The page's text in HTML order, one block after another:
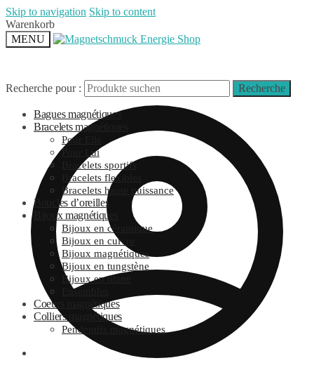
Skip to navigation Skip to content
Warenkorb
MENU
Recherche pour : Recherche
Bagues magnétiques
Bracelets magnétiques
Pour Elle
Pour Lui
Bracelets sportifs
Bracelets flexibles
Bracelets haute puissance
Boucles d’oreilles
Bijoux magnétiques
Bijoux en céramique
Bijoux en cuivre
Bijoux magnétiques
Bijoux en tungstène
Bijoux en titane
Ensembles
Coeurs magnétiques
Colliers magnétiques
Pendentifs magnétiques